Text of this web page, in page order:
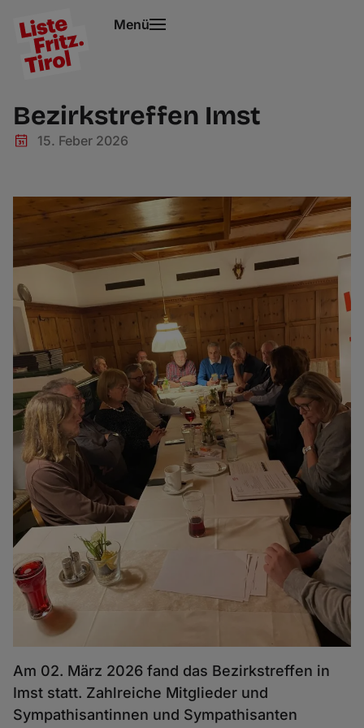
Menü
Bezirkstreffen Imst
15. Feber 2026
Am 02. März 2026 fand das Bezirkstreffen in
Imst statt. Zahlreiche Mitglieder und
Sympathisantinnen und Sympathisanten